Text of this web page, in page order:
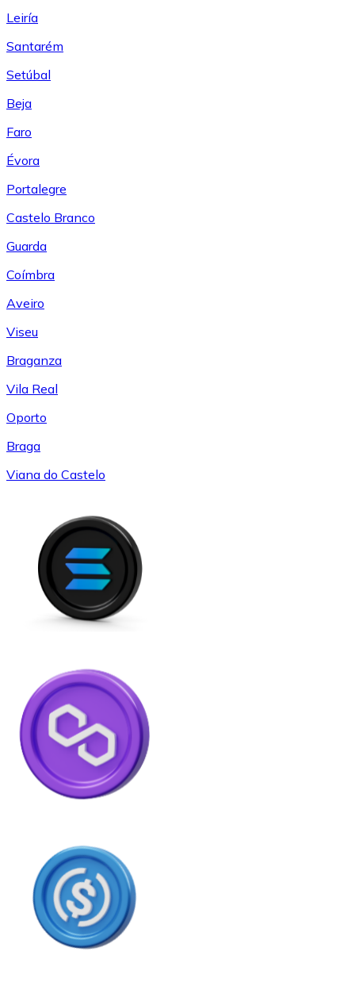
Leiría
Santarém
Setúbal
Beja
Faro
Évora
Portalegre
Castelo Branco
Guarda
Coímbra
Aveiro
Viseu
Braganza
Vila Real
Oporto
Braga
Viana do Castelo